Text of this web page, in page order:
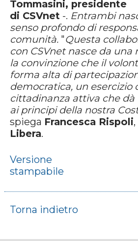
Tommasini, presidente
di CSVnet -. Entrambi
senso profondo di
comunità. "Questa
con CSVnet nasce da una
la convinzione che il
forma alta di
democratica, un esercizio
cittadinanza attiva che dà
ai principi della nostra
spiega Francesca Rispoli,
Libera.
Versione
stampabile
Torna indietro